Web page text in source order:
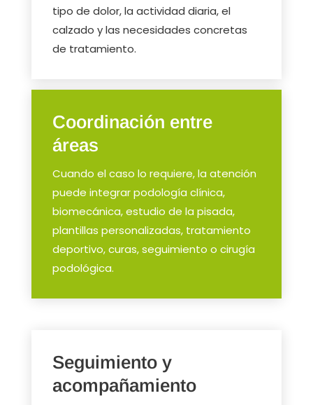
tipo de dolor, la actividad diaria, el
calzado y las necesidades concretas
de tratamiento.
Coordinación entre
áreas
Cuando el caso lo requiere, la atención
puede integrar podología clínica,
biomecánica, estudio de la pisada,
plantillas personalizadas, tratamiento
deportivo, curas, seguimiento o cirugía
podológica.
Seguimiento y
acompañamiento